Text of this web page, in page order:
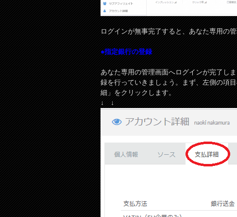
ログインが無事完了すると、あなた専用の
●指定銀行の登録
あなた専用の管理画面へログインが完了し
録を行っていきましょう。まず、左側の項
細」をクリックします。
↓ ↓